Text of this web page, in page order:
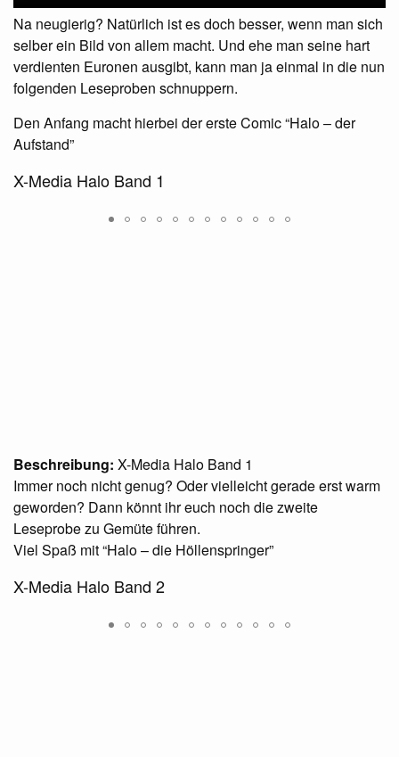
Na neugierig? Natürlich ist es doch besser, wenn man sich
selber ein Bild von allem macht. Und ehe man seine hart
verdienten Euronen ausgibt, kann man ja einmal in die nun
folgenden Leseproben schnuppern.
Den Anfang macht hierbei der erste Comic “Halo – der
Aufstand”
X-Media Halo Band 1
Beschreibung: X-Media Halo Band 1
Immer noch nicht genug? Oder vielleicht gerade erst warm
geworden? Dann könnt ihr euch noch die zweite
Leseprobe zu Gemüte führen.
Viel Spaß mit “Halo – die Höllenspringer”
X-Media Halo Band 2